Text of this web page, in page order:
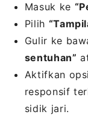
Masuk ke
Pilih
Gulir ke
sentuhan”
Aktifkan
responsif
sidik jari.